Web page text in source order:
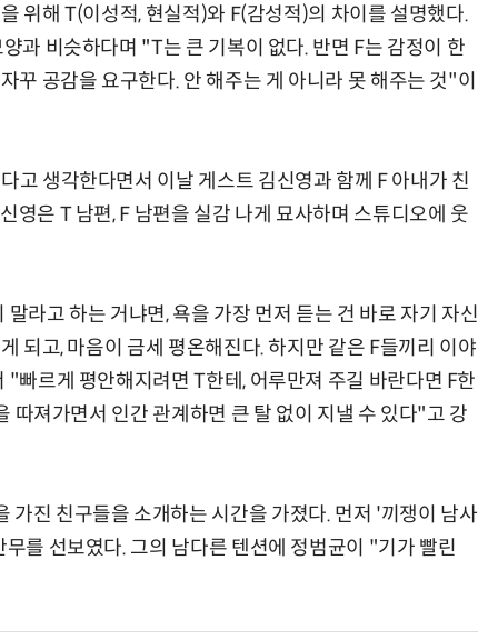
위해 T(이성적, 현실적)와 F(감성적)의 차이를 설명했다.
과 비슷하다며 "T는 큰 기복이 없다. 반면 F는 감정이 한
꾸 공감을 요구한다. 안 해주는 게 아니라 못 해주는 것"이
고 생각한다면서 이날 게스트 김신영과 함께 F 아내가 친
영은 T 남편, F 남편을 실감 나게 묘사하며 스튜디오에 웃
라고 하는 거냐면, 욕을 가장 먼저 듣는 건 바로 자기 자신
되고, 마음이 금세 평온해진다. 하지만 같은 F들끼리 이야
빠르게 평안해지려면 T한테, 어루만져 주길 바란다면 F한
따져가면서 인간 관계하면 큰 탈 없이 지낼 수 있다"고 강
가진 친구들을 소개하는 시간을 가졌다. 먼저 '끼쟁이 남사
를 선보였다. 그의 남다른 텐션에 정범균이 "기가 빨린